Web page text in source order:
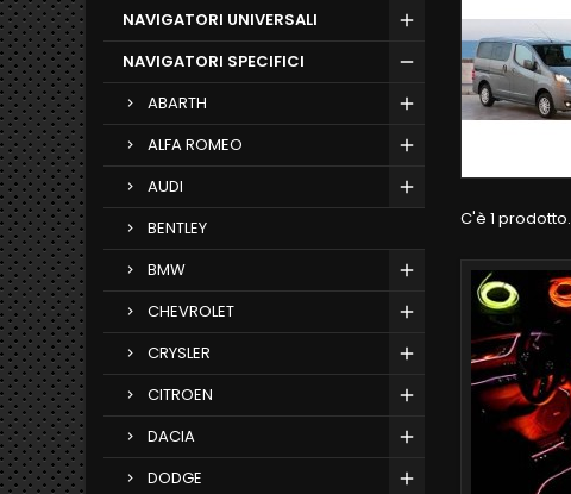
NAVIGATORI UNIVERSALI
NAVIGATORI SPECIFICI
ABARTH
ALFA ROMEO
AUDI
BENTLEY
BMW
CHEVROLET
CRYSLER
CITROEN
DACIA
DODGE
C'è 1 prodotto.